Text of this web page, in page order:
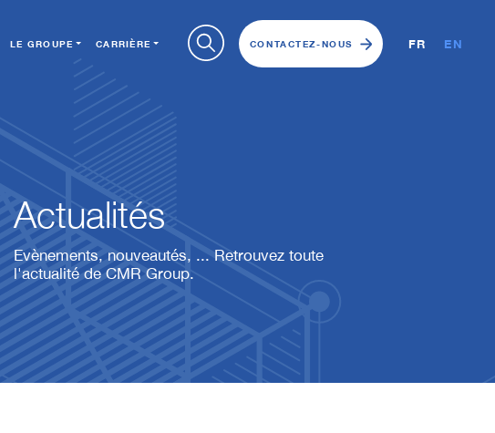
LE GROUPE CARRIÈRE CONTACTEZ-NOUS FR EN
Actualités
Evènements, nouveautés, ... Retrouvez toute
l'actualité de CMR Group.